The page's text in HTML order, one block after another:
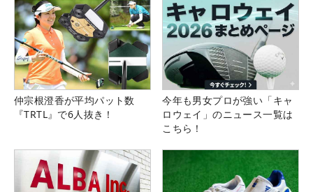
仲宗根澄香が平均パット数
『TRTL』で6人抜き！
今年も男女プロが強い「キャ
ロウェイ」のニュース一覧は
こちら！